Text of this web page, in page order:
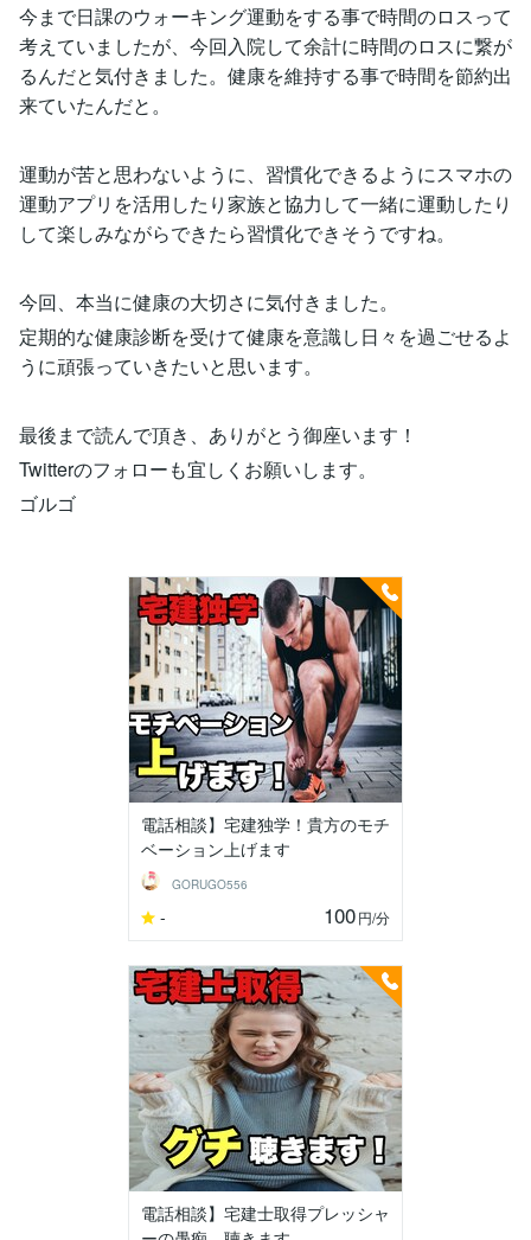
今まで日課のウォーキング運動をする事で時間のロスって
考えていましたが、今回入院して余計に時間のロスに繋が
るんだと気付きました。健康を維持する事で時間を節約出
来ていたんだと。
運動が苦と思わないように、習慣化できるようにスマホの
運動アプリを活用したり家族と協力して一緒に運動したり
して楽しみながらできたら習慣化できそうですね。
今回、本当に健康の大切さに気付きました。
定期的な健康診断を受けて健康を意識し日々を過ごせるよ
うに頑張っていきたいと思います。
最後まで読んで頂き、ありがとう御座います！
Twitterのフォローも宜しくお願いします。
ゴルゴ
電話相談】宅建独学！貴方のモチ
ベーション上げます
GORUGO556
- 100円/分
電話相談】宅建士取得プレッシャ